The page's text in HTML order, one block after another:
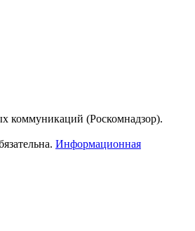
коммуникаций (Роскомнадзор).
Информационная